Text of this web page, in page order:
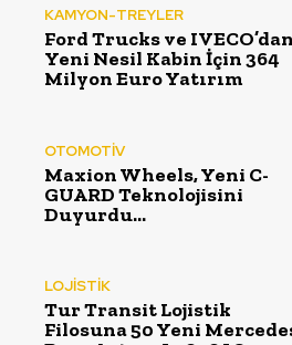
KAMYON-TREYLER
Ford Trucks ve IVECO’dan
Yeni Nesil Kabin İçin 364
Milyon Euro Yatırım
OTOMOTİV
Maxion Wheels, Yeni C-
GUARD Teknolojisini
Duyurdu…
LOJİSTİK
Tur Transit Lojistik
Filosuna 50 Yeni